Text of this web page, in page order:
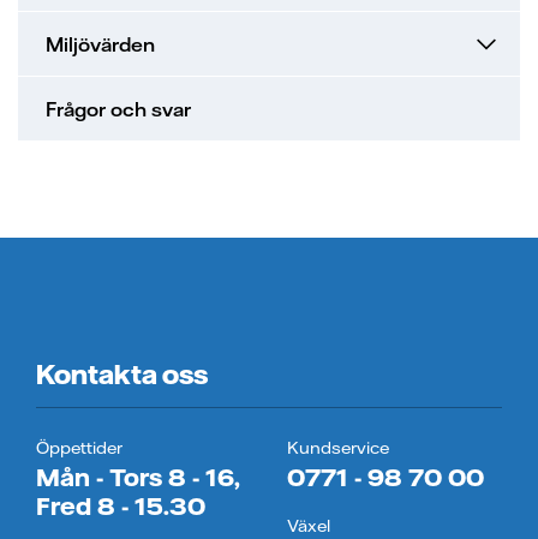
Miljövärden
Frågor och svar
Kontakta oss
Öppettider
Mån - Tors 8 - 16,
Fred 8 - 15.30
Kundservice
0771 - 98 70 00
Växel